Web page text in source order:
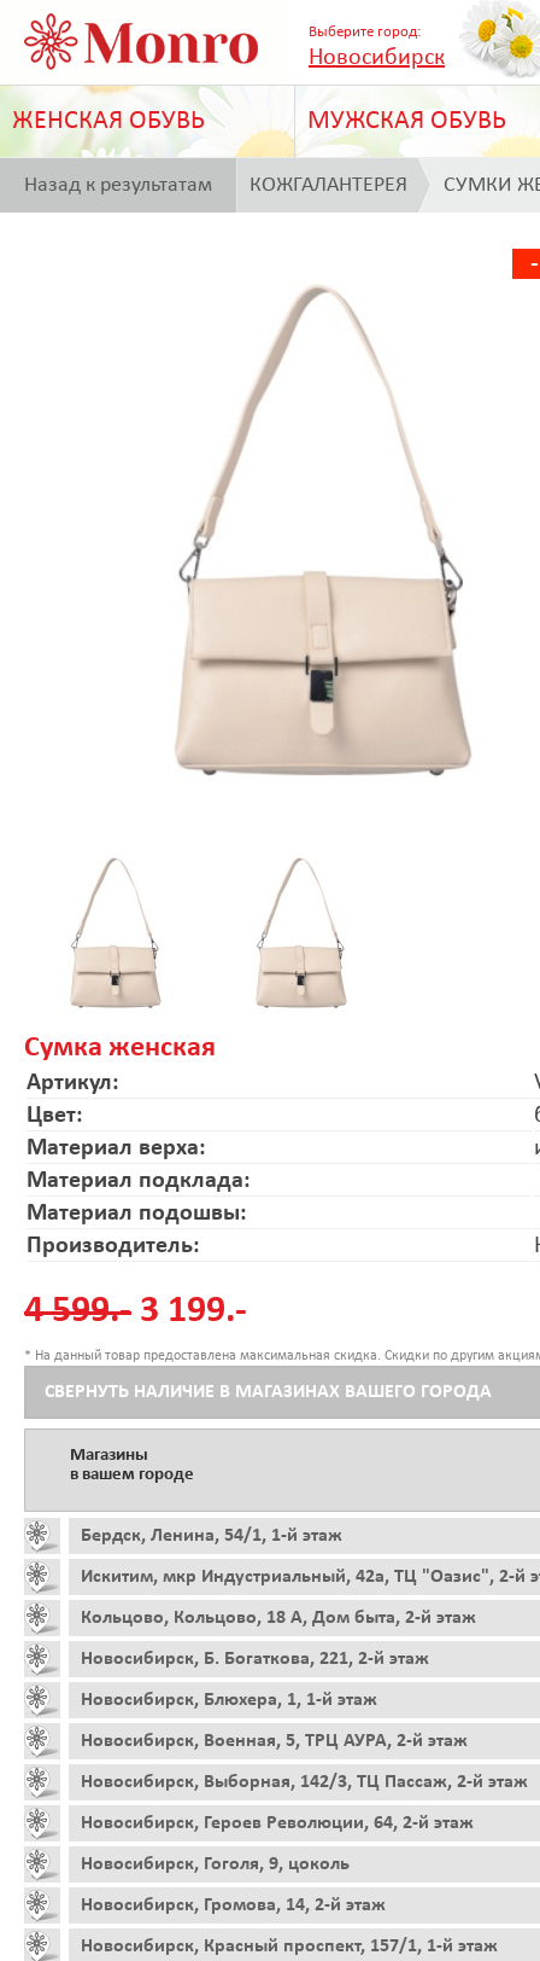
Выберите город:
Новосибирск
ЖЕНСКАЯ ОБУВЬ МУЖСКАЯ ОБУВЬ
Назад к результатам КОЖГАЛАНТЕРЕЯ СУМКИ
Сумка женская
Артикул:
Цвет:
Материал верха:
Материал подклада:
Материал подошвы:
Производитель:
4 599.- 3 199.-
* На данный товар предоставлена максимальная скидка. Скидки по другим
СВЕРНУТЬ НАЛИЧИЕ В МАГАЗИНАХ ВАШЕГО ГОРОДА
Магазины
в вашем городе
Бердск, Ленина, 54/1, 1-й этаж
Искитим, мкр Индустриальный, 42а, ТЦ "Оазис", 2-й
Кольцово, Кольцово, 18 А, Дом быта, 2-й этаж
Новосибирск, Б. Богаткова, 221, 2-й этаж
Новосибирск, Блюхера, 1, 1-й этаж
Новосибирск, Военная, 5, ТРЦ АУРА, 2-й этаж
Новосибирск, Выборная, 142/3, ТЦ Пассаж, 2-й этаж
Новосибирск, Героев Революции, 64, 2-й этаж
Новосибирск, Гоголя, 9, цоколь
Новосибирск, Громова, 14, 2-й этаж
Новосибирск, Красный проспект, 157/1, 1-й этаж